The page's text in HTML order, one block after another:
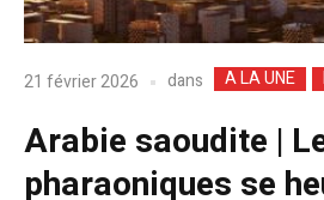
21 février 2026 dans A LA UNE
Arabie saoudite |
pharaoniques se